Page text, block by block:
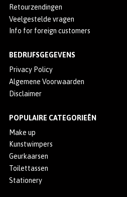
Retourzendingen
Veelgestelde vragen
Info for foreign customers
BEDRIJFSGEGEVENS
Privacy Policy
Algemene Voorwaarden
Disclaimer
POPULAIRE CATEGORIEËN
Make up
Kunstwimpers
Geurkaarsen
Toilettassen
Stationery